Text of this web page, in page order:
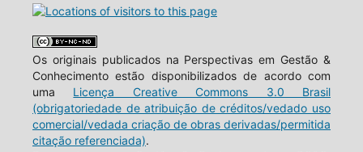
Os originais publicados na Perspectivas em Gestão &
Conhecimento estão disponibilizados de acordo com
uma Licença Creative Commons 3.0 Brasil
(obrigatoriedade de atribuição de créditos/vedado uso
comercial/vedada criação de obras derivadas/permitida
citação referenciada).